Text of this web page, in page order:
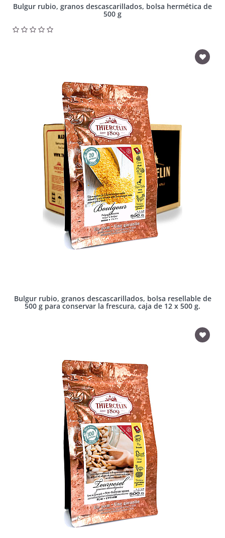
Bulgur rubio, granos descascarillados, bolsa hermética de
500 g
Bulgur rubio, granos descascarillados, bolsa resellable de
500 g para conservar la frescura, caja de 12 x 500 g.